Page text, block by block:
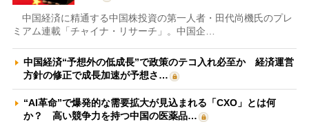
中国経済に精通する中国株投資の第一人者・田代尚機氏のプレ
ミアム連載「チャイナ・リサーチ」。中国企…
中国経済“予想外の低成長”で政策のテコ入れ必至か 経済運営
方針の修正で成長加速が予想さ…
“AI革命”で爆発的な需要拡大が見込まれる「CXO」とは何
か？ 高い競争力を持つ中国の医薬品…